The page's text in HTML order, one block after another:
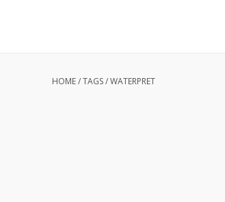
HOME/TAGS/WATERPRET